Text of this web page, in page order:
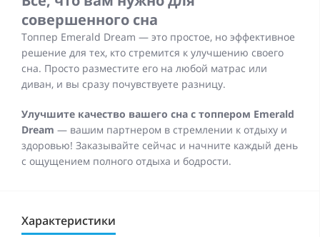
совершенного сна
Топпер Emerald Dream — это простое, но эффективное
решение для тех, кто стремится к улучшению своего
сна. Просто разместите его на любой матрас или
диван, и вы сразу почувствуете разницу.
Улучшите качество вашего сна с топпером Emerald
Dream — вашим партнером в стремлении к отдыху и
здоровью! Заказывайте сейчас и начните каждый день
с ощущением полного отдыха и бодрости.
Характеристики